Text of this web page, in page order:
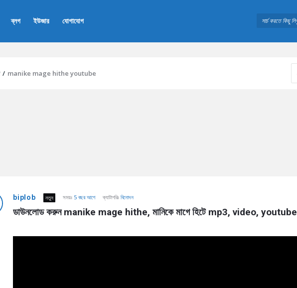
ব্লগ ইউজার যোগাযোগ
/ manike mage hithe youtube
biplob নতুন সময়ঃ 5 বছর আগে ক্যাটাগরিঃ বিনোদন
ডাউনলোড করুন manike mage hithe, মানিকে মাগে হিটে mp3, video, youtube